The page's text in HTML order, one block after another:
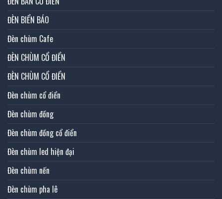
ĐÈN BIỂN BÁO
Đèn chùm Cafe
ĐÈN CHÙM CỔ ĐIỂN
ĐÈN CHÙM CỔ ĐIỂN
Đèn chùm cổ điển
Đèn chùm đồng
Đèn chùm đồng cổ điển
Đèn chùm led hiện đại
Đèn chùm nến
Đèn chùm pha lê